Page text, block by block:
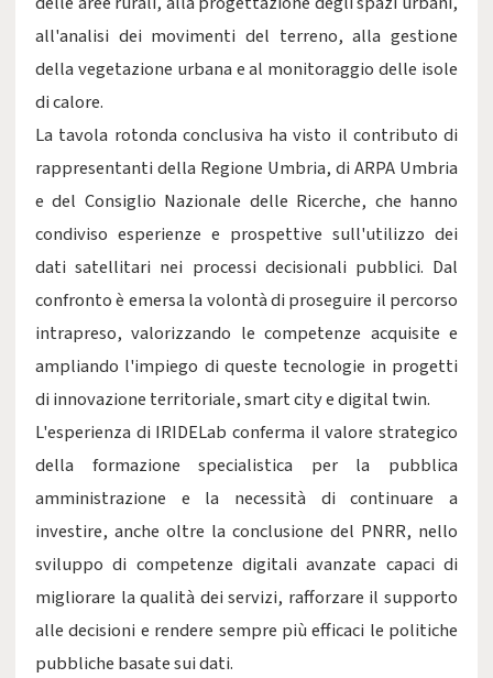
all'analisi dei movimenti del terreno, alla gestione
della vegetazione urbana e al monitoraggio delle isole
di calore.
La tavola rotonda conclusiva ha visto il contributo di
rappresentanti della Regione Umbria, di ARPA Umbria
e del Consiglio Nazionale delle Ricerche, che hanno
condiviso esperienze e prospettive sull'utilizzo dei
dati satellitari nei processi decisionali pubblici. Dal
confronto è emersa la volontà di proseguire il percorso
intrapreso, valorizzando le competenze acquisite e
ampliando l'impiego di queste tecnologie in progetti
di innovazione territoriale, smart city e digital twin.
L'esperienza di IRIDELab conferma il valore strategico
della formazione specialistica per la pubblica
amministrazione e la necessità di continuare a
investire, anche oltre la conclusione del PNRR, nello
sviluppo di competenze digitali avanzate capaci di
migliorare la qualità dei servizi, rafforzare il supporto
alle decisioni e rendere sempre più efficaci le politiche
pubbliche basate sui dati.